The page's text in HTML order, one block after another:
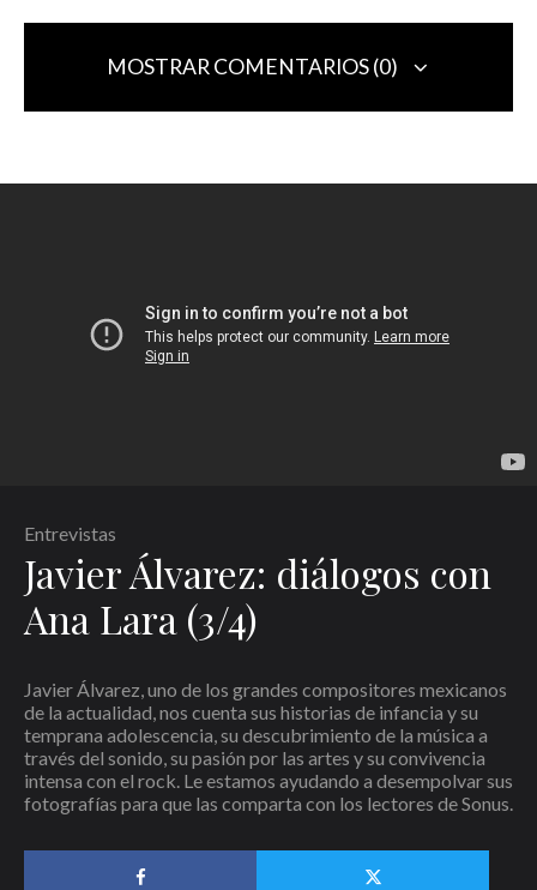
MOSTRAR COMENTARIOS (0)
Deja una respuesta
Nombre*
Guarda mi nombre, correo electrónico y web en este navegador para la
próxima vez que comente.
Recibir un correo electrónico con cada nueva entrada.
Entrevistas
Javier Álvarez: diálogos con
Ana Lara (3/4)
Javier Álvarez, uno de los grandes compositores mexicanos
de la actualidad, nos cuenta sus historias de infancia y su
temprana adolescencia, su descubrimiento de la música a
través del sonido, su pasión por las artes y su convivencia
intensa con el rock. Le estamos ayudando a desempolvar sus
fotografías para que las comparta con los lectores de Sonus.